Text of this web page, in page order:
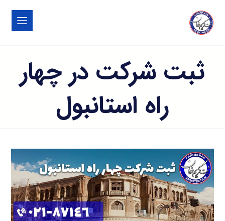
ثبت شرکت در چهار
راه استانبول